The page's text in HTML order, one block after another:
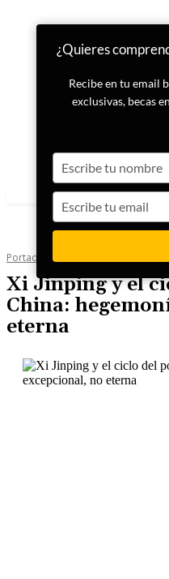
Portada Internacional
Xi Jinping y el
China:
eterna
¿Quieres
Recibe en tu email
exclusivas, becas
your
name
your
email